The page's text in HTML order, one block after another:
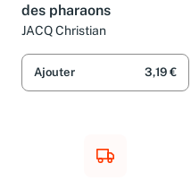
des pharaons
JACQ Christian
Ajouter 3,19 €